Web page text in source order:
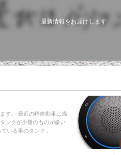
最新情報をお届けします
す。 最近の軽自動車は燃
ンクが少量のものが多い
いる車のタンク...